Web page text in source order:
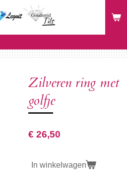
Zilveren ring met
golfje
€ 26,50
In winkelwagen